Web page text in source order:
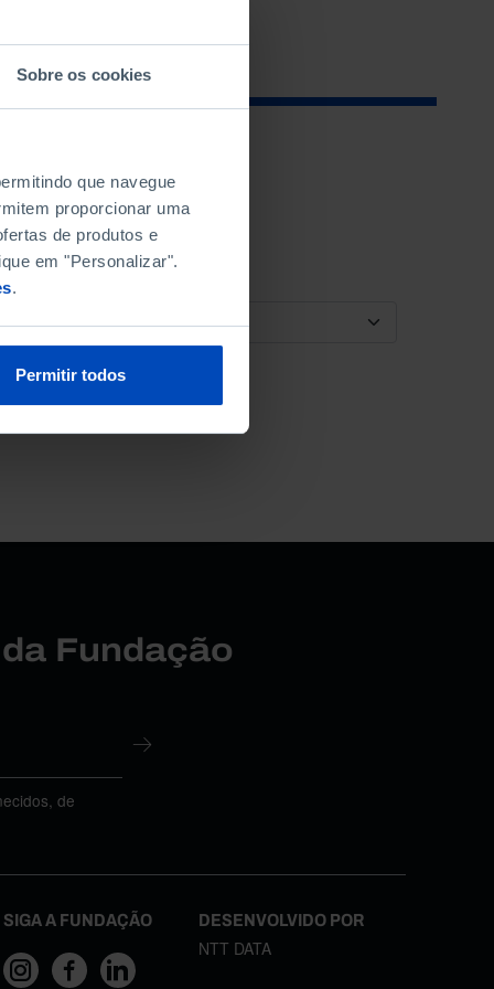
Sobre os cookies
que navegue
proporcionar uma
de produtos e
em "Personalizar".
.
Permitir todos
ORDENAR POR
Fundação
de
SIGA A FUNDAÇÃO DESENVOLVIDO POR
NTT DATA